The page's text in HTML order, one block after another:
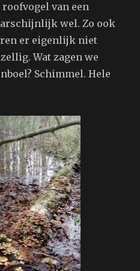
roofvogel van een
wel. Zo ook
er eigenlijk niet
Wat zagen we
Schimmel. Hele